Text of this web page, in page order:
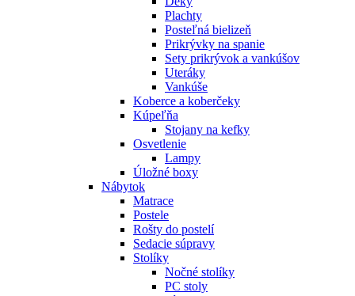
Plachty
Posteľná bielizeň
Prikrývky na spanie
Sety prikrývok a vankúšov
Uteráky
Vankúše
Koberce a koberčeky
Kúpeľňa
Stojany na kefky
Osvetlenie
Lampy
Úložné boxy
Nábytok
Matrace
Postele
Rošty do postelí
Sedacie súpravy
Stolíky
Nočné stolíky
PC stoly